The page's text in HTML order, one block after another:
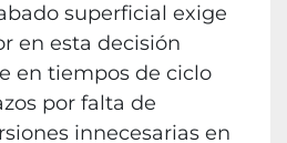
superficial exige
en esta decisión
en tiempos de ciclo
por falta de
innecesarias en